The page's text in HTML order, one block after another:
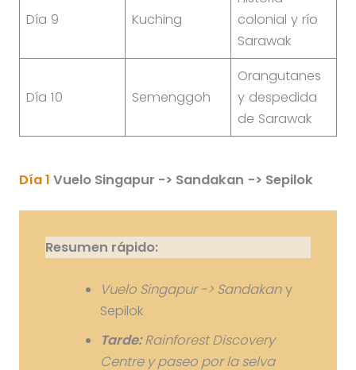
Día 9 Kuching
colonial y río
Sarawak
Día 10 Semenggoh
Orangutanes
y despedida
de Sarawak
Día 1 Vuelo Singapur -> Sandakan -> Sepilok
Resumen rápido:
Vuelo Singapur -> Sandakany
Sepilok
Tarde:Rainforest Discovery
Centre y paseo por la selva